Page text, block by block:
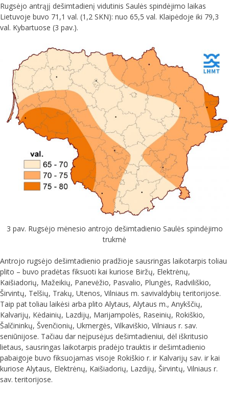
Rugsėjo antrąjį dešimtadienį vidutinis Saulės spindėjimo laikas
Lietuvoje buvo 71,1 val. (1,2 SKN): nuo 65,5 val. Klaipėdoje iki 79,3
val. Kybartuose (3 pav.).
3 pav. Rugsėjo mėnesio antrojo dešimtadienio Saulės spindėjimo
trukmė
Antrojo rugsėjo dešimtadienio pradžioje sausringas laikotarpis toliau
plito – buvo pradėtas fiksuoti kai kuriose Biržų, Elektrėnų,
Kaišiadorių, Mažeikių, Panevėžio, Pasvalio, Plungės, Radviliškio,
Širvintų, Telšių, Trakų, Utenos, Vilniaus m. savivaldybių teritorijose.
Taip pat toliau laikėsi arba plito Alytaus, Alytaus m., Anykščių,
Kalvarijų, Kėdainių, Lazdijų, Marijampolės, Raseinių, Rokiškio,
Šalčininkų, Švenčionių, Ukmergės, Vilkaviškio, Vilniaus r. sav.
seniūnijose. Tačiau dar neįpusėjus dešimtadieniui, dėl iškritusio
lietaus, sausringas laikotarpis pradėjo trauktis ir dešimtadienio
pabaigoje buvo fiksuojamas visoje Rokiškio r. ir Kalvarijų sav. ir kai
kuriose Alytaus, Elektrėnų, Kaišiadorių, Lazdijų, Širvintų, Vilniaus r.
sav. teritorijose.